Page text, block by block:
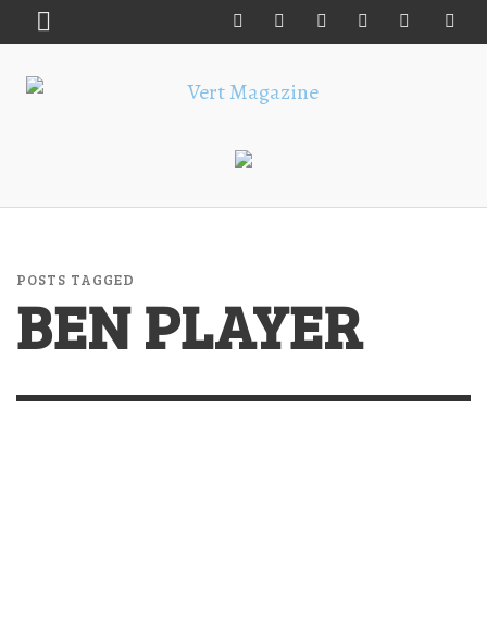
POSTS TAGGED
BEN PLAYER